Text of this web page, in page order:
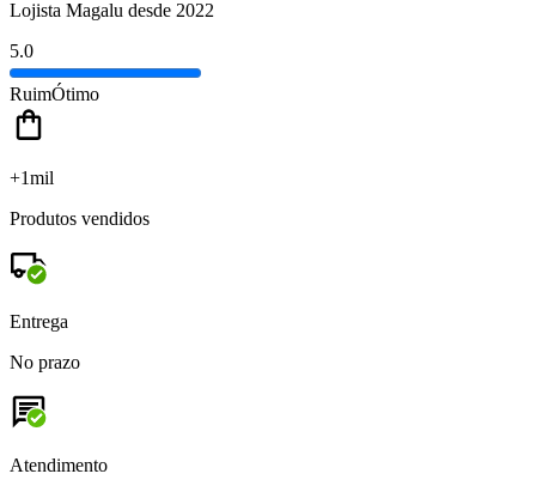
Lojista Magalu desde 2022
5.0
RuimÓtimo
+1mil
Produtos vendidos
Entrega
No prazo
Atendimento